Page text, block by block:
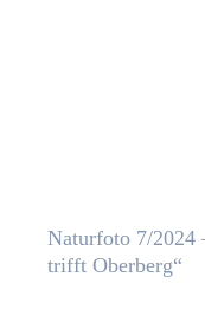
Naturfoto 7/2024
trifft Oberberg“